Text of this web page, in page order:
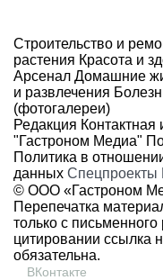
Строительство и
растения Красота и
Арсенал Домашние
и развлечения
(фотогалереи)
Редакция
"Гастроном Медиа"
Политика в
данных Спецпроекты
© ООО «Гастроном
Перепечатка
только с
цитировании ссылка
обязательна.
ВКонтакте